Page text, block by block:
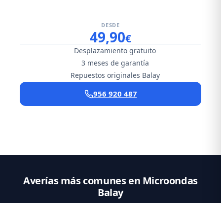
DESDE
49,90€
Desplazamiento gratuito
3 meses de garantía
Repuestos originales Balay
956 920 487
Averías más comunes en Microondas
Balay